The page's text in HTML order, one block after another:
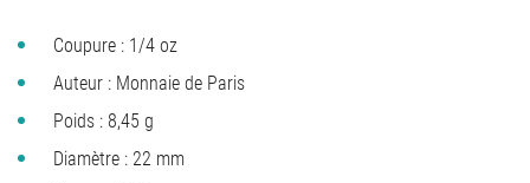
Coupure : 1/4 oz
Auteur : Monnaie de Paris
Poids : 8,45 g
Diamètre : 22 mm